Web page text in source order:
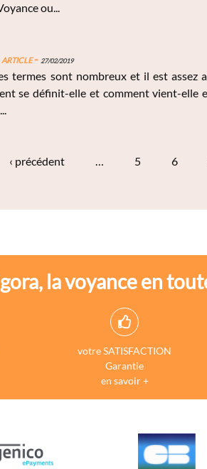
ou...
Article- 27/02/2019
termes sont nombreux et il est assez
se définit-elle et comment vient-elle
‹ précédent … 5 6
la voyance en
votre SATISFACTION
Garantie
en savoir +